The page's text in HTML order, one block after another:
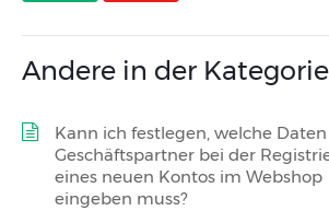
Andere in der Kategorie
Kann ich festlegen, welche
Geschäftspartner bei der
eines neuen Kontos im Webshop
eingeben muss?